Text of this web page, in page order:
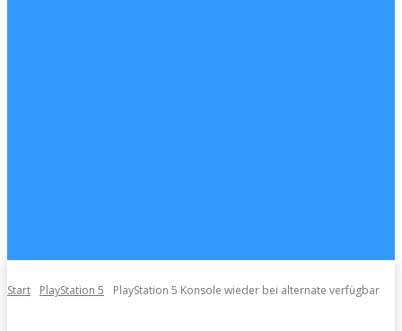
Start PlayStation 5 PlayStation 5 Konsole wieder bei alternate verfügbar